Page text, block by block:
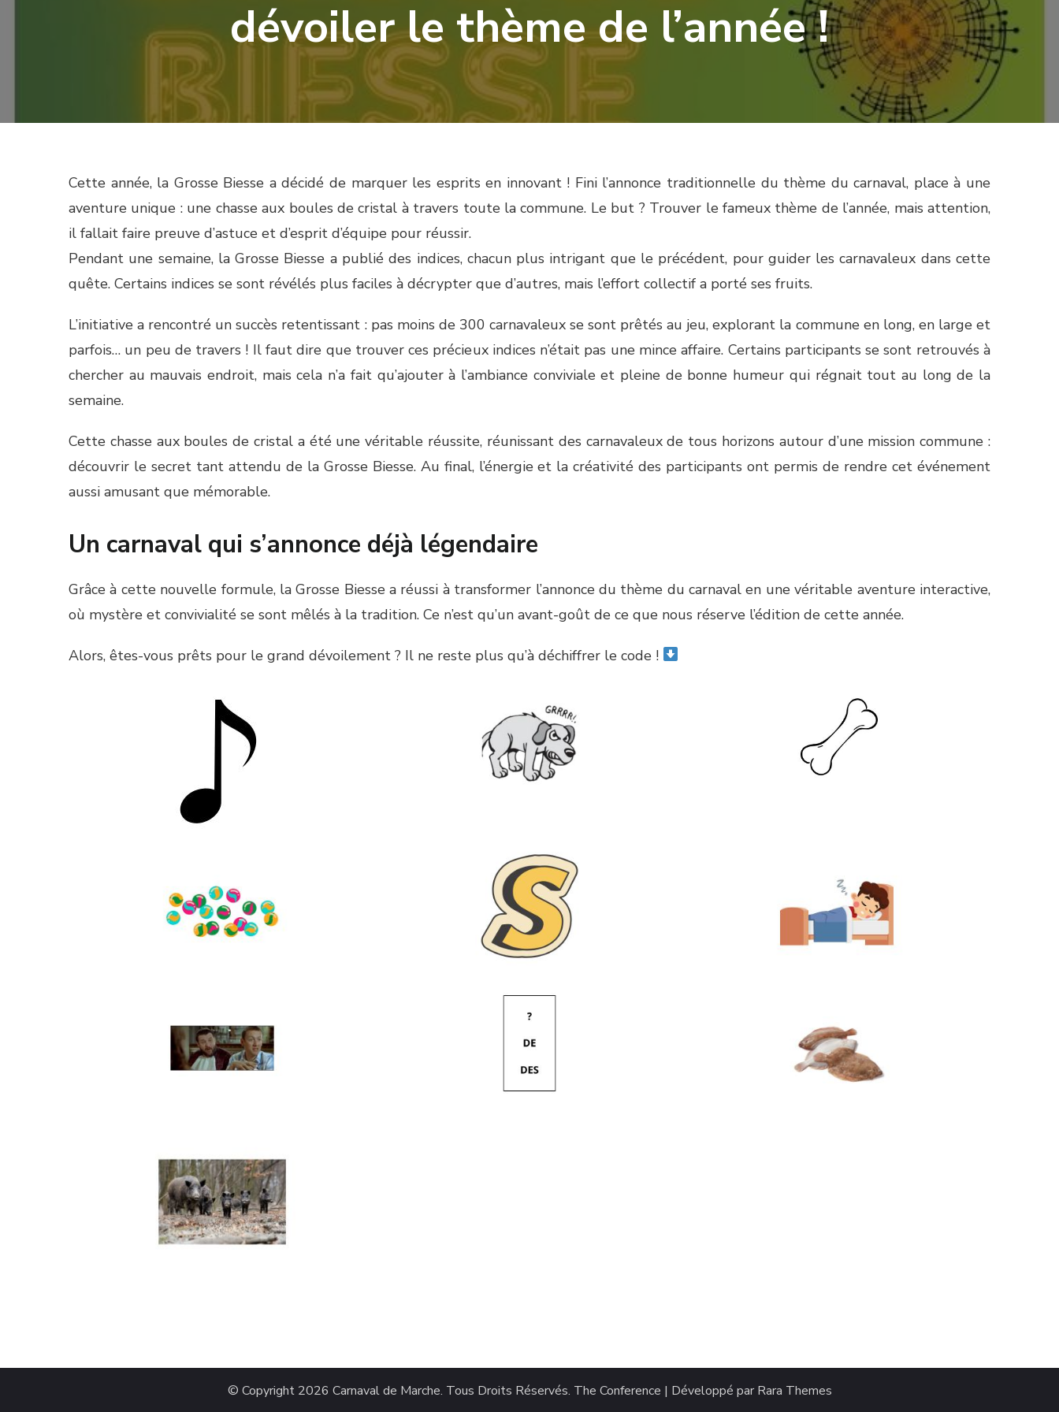
dévoiler le thème de l’année !
Cette année, la Grosse Biesse a décidé de marquer les esprits en innovant ! Fini l’annonce traditionnelle du thème du carnaval, place à une
aventure unique : une chasse aux boules de cristal à travers toute la commune. Le but ? Trouver le fameux thème de l’année, mais attention,
il fallait faire preuve d’astuce et d’esprit d’équipe pour réussir.
Pendant une semaine, la Grosse Biesse a publié des indices, chacun plus intrigant que le précédent, pour guider les carnavaleux dans cette
quête. Certains indices se sont révélés plus faciles à décrypter que d’autres, mais l’effort collectif a porté ses fruits.
L’initiative a rencontré un succès retentissant : pas moins de 300 carnavaleux se sont prêtés au jeu, explorant la commune en long, en large et
parfois… un peu de travers ! Il faut dire que trouver ces précieux indices n’était pas une mince affaire. Certains participants se sont retrouvés à
chercher au mauvais endroit, mais cela n’a fait qu’ajouter à l’ambiance conviviale et pleine de bonne humeur qui régnait tout au long de la
semaine.
Cette chasse aux boules de cristal a été une véritable réussite, réunissant des carnavaleux de tous horizons autour d’une mission commune :
découvrir le secret tant attendu de la Grosse Biesse. Au final, l’énergie et la créativité des participants ont permis de rendre cet événement
aussi amusant que mémorable.
Un carnaval qui s’annonce déjà légendaire
Grâce à cette nouvelle formule, la Grosse Biesse a réussi à transformer l’annonce du thème du carnaval en une véritable aventure interactive,
où mystère et convivialité se sont mêlés à la tradition. Ce n’est qu’un avant-goût de ce que nous réserve l’édition de cette année.
Alors, êtes-vous prêts pour le grand dévoilement ? Il ne reste plus qu’à déchiffrer le code !
© Copyright 2026 Carnaval de Marche. Tous Droits Réservés. The Conference | Développé par Rara Themes